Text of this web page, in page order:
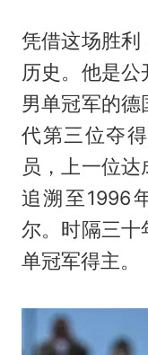
凭借这场胜利
历史。他是
男单冠军的
代第三位夺
员，上一位
追溯至1996
尔。时隔三十
单冠军得主。